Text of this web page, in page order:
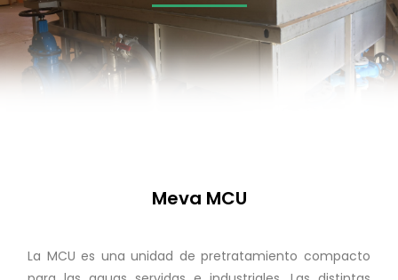
Meva MCU
La MCU es una unidad de pretratamiento compacto